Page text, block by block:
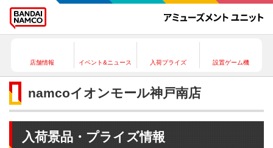
店舗情報 イベント&ニュース 入荷プライズ 設置ゲーム機
namcoイオンモール神戸南店
入荷景品・プライズ情報